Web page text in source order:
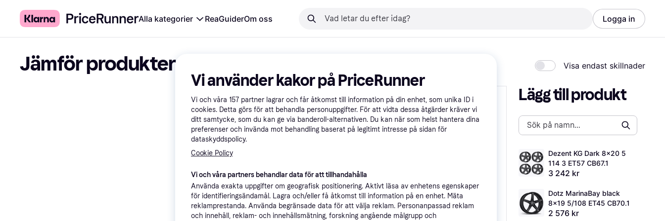
Alla kategorier ReaGuiderOm oss Logga in
Jämför produkter Visa endast skillnader
Lägg till produkt
Dezent KG Dark 8x20 5
114 3 ET57 CB67.1
3 242 kr
Dotz MarinaBay black
8x19 5/108 ET45 CB70.1
2 576 kr
Vi använder kakor på PriceRunner
Vi och våra 157 partner lagrar och får åtkomst till information på din enhet, som unika ID i
cookies. Detta görs för att behandla personuppgifter. För att vidta dessa åtgärder kräver vi
ditt samtycke, som du kan ge via banderoll-alternativen. Du kan när som helst hantera dina
preferenser och invända mot behandling baserat på legitimt intresse på sidan för
dataskyddspolicy.
Cookie Policy
Vi och våra partners behandlar data för att tillhandahålla
Använda exakta uppgifter om geografisk positionering. Aktivt läsa av enhetens egenskaper
för identifieringsändamål. Lagra och/eller få åtkomst till information på en enhet. Mäta
reklamprestanda. Använda begränsade data för att välja reklam. Personanpassad reklam
och innehåll, reklam- och innehållsmätning, forskning angående målgrupp och